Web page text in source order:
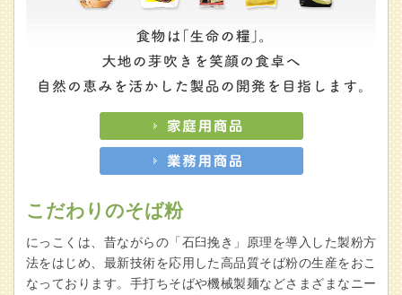
こだわりのそば粉
にっこくは、昔ながらの「石臼挽き」原理を導入した製粉方
法をはじめ、最新技術を応用した高品質そば粉の生産をおこ
なっております。手打ちそばや機械製麺などさまざまなニー